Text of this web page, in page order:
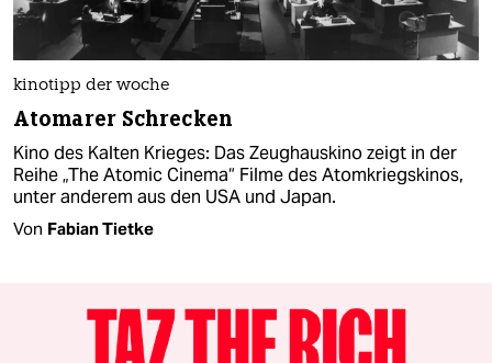
kinotipp der woche
Atomarer Schrecken
Kino des Kalten Krieges: Das Zeughauskino zeigt in der
Reihe „The Atomic Cinema“ Filme des Atomkriegskinos,
unter anderem aus den USA und Japan.
Von Fabian Tietke